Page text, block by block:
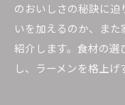
のおいしさの秘訣に
いを加えるのか、ま
紹介します。食材の
し、ラーメンを格上げ